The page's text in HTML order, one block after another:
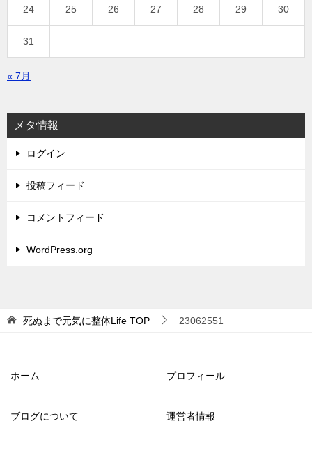
24 25 26 27 28 29 30
31
« 7月
メタ情報
ログイン
投稿フィード
コメントフィード
WordPress.org
死ぬまで元気に整体Life TOP 23062551
ホーム プロフィール
ブログについて 運営者情報